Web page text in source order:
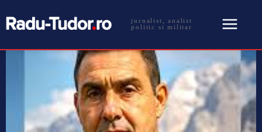
jurnalist, analist
politic si militar